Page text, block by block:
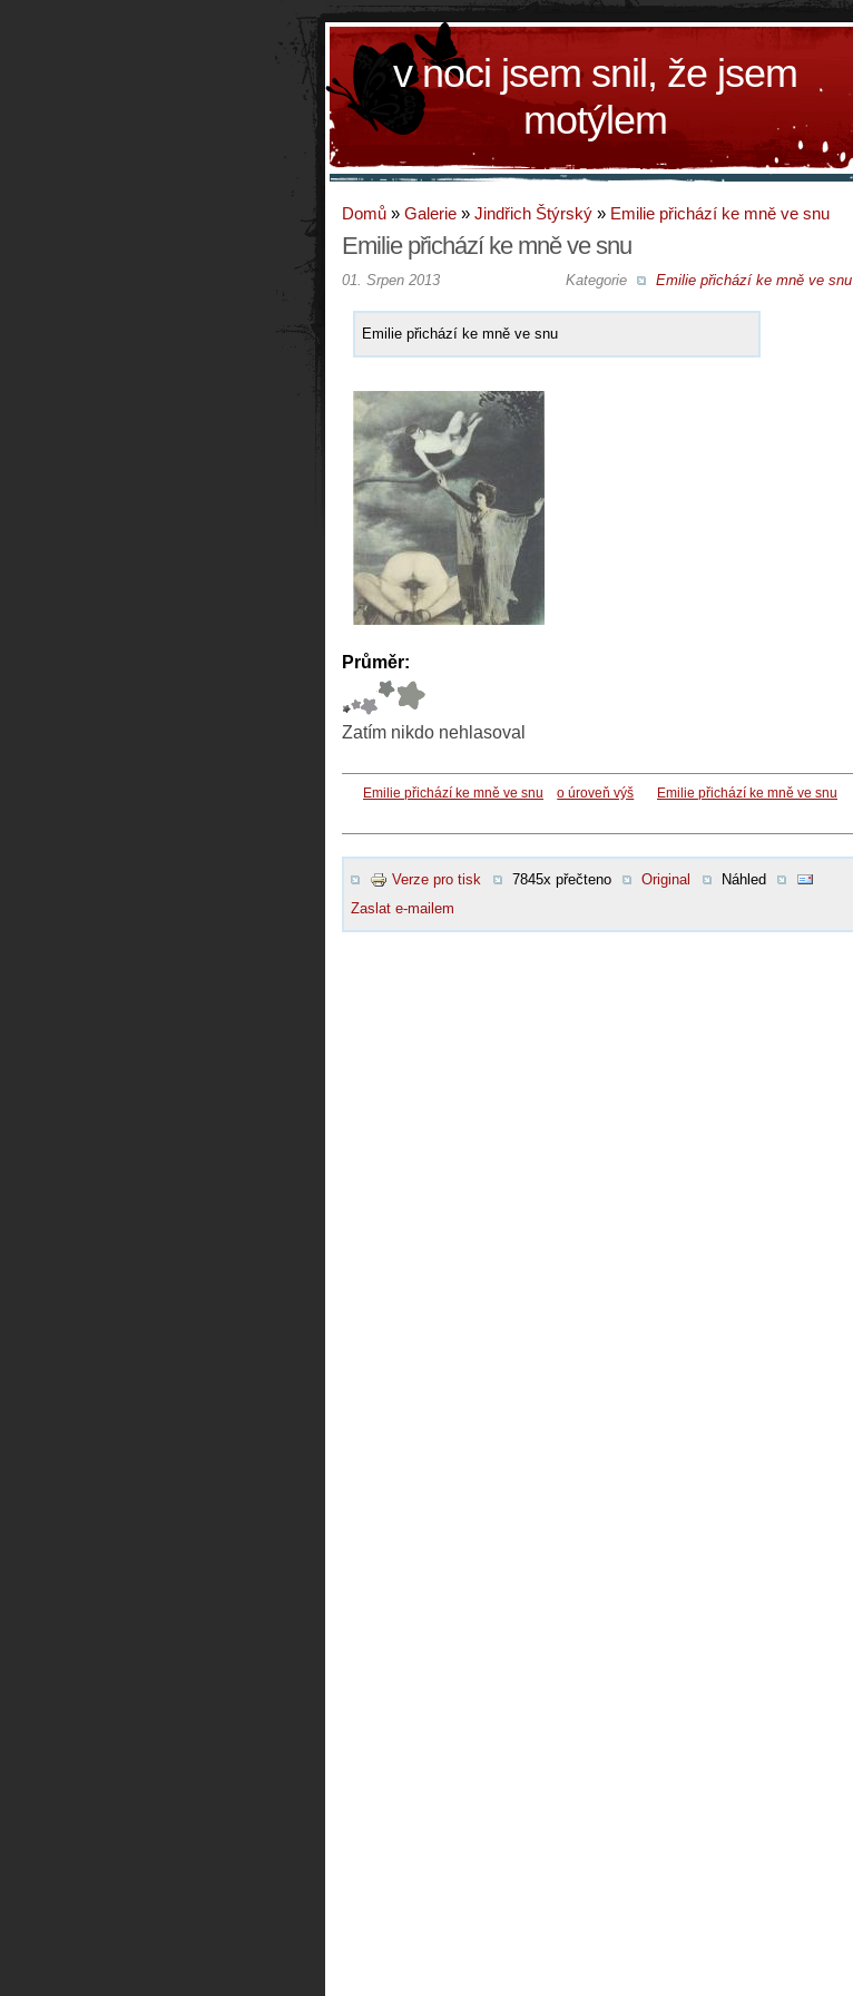
v noci jsem snil, že jsem
motýlem
Domů » Galerie » Jindřich Štýrský » Emilie přichází ke mně ve snu
Emilie přichází ke mně ve snu
Kategorie Emilie přichází ke mně ve snu
01. Srpen 2013
Emilie přichází ke mně ve snu
Průměr:
Zatím nikdo nehlasoval
Emilie přichází ke mně ve snu o úroveň výš Emilie přichází ke mně ve snu
Verze pro tisk 7845x přečteno Original
Náhled
Zaslat e-mailem